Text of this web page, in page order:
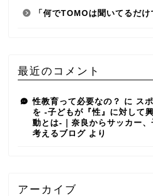
「何でTOMOは聞いてるだけ
最近のコメント
性教育って必要なの？ に ス
を -子どもが『性』に対して
動とは-｜奈良からサッカー
考えるブログ より
アーカイブ